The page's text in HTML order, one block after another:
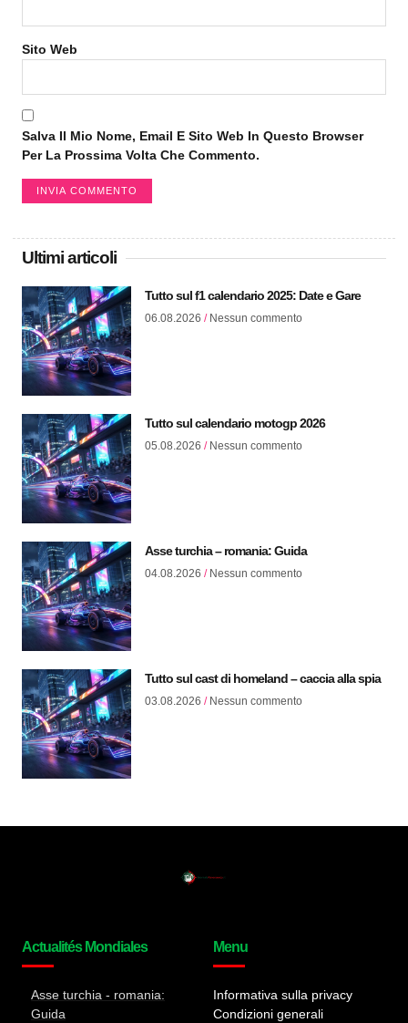
Sito Web
Salva Il Mio Nome, Email E Sito Web In Questo Browser
Per La Prossima Volta Che Commento.
Ultimi articoli
Tutto sul f1 calendario 2025: Date e Gare
06.08.2026 Nessun commento
Tutto sul calendario motogp 2026
05.08.2026 Nessun commento
Asse turchia – romania: Guida
04.08.2026 Nessun commento
Tutto sul cast di homeland – caccia alla spia
03.08.2026 Nessun commento
Actualités Mondiales
Asse turchia - romania:
Guida
Menu
Informativa sulla privacy
Condizioni generali